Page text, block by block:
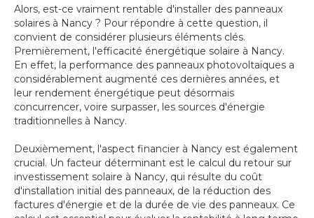
Alors, est-ce vraiment rentable d'installer des panneaux
solaires à Nancy ? Pour répondre à cette question, il
convient de considérer plusieurs éléments clés.
Premièrement, l'efficacité énergétique solaire à Nancy.
En effet, la performance des panneaux photovoltaïques a
considérablement augmenté ces dernières années, et
leur rendement énergétique peut désormais
concurrencer, voire surpasser, les sources d'énergie
traditionnelles à Nancy.
Deuxièmement, l'aspect financier à Nancy est également
crucial. Un facteur déterminant est le calcul du retour sur
investissement solaire à Nancy, qui résulte du coût
d'installation initial des panneaux, de la réduction des
factures d'énergie et de la durée de vie des panneaux. Ce